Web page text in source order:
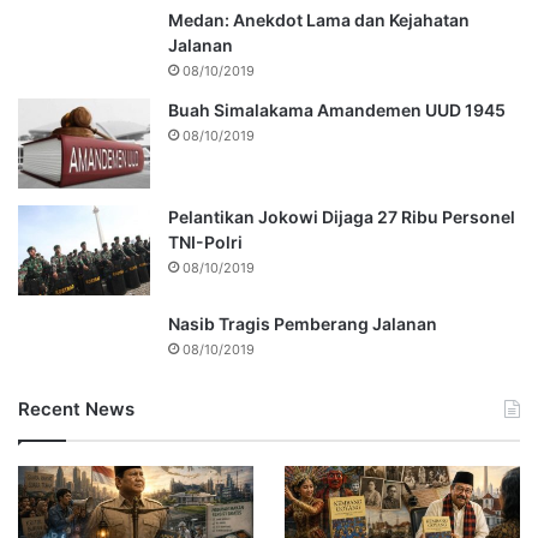
Medan: Anekdot Lama dan Kejahatan
Jalanan
08/10/2019
Buah Simalakama Amandemen UUD 1945
08/10/2019
Pelantikan Jokowi Dijaga 27 Ribu Personel
TNI-Polri
08/10/2019
Nasib Tragis Pemberang Jalanan
08/10/2019
Recent News